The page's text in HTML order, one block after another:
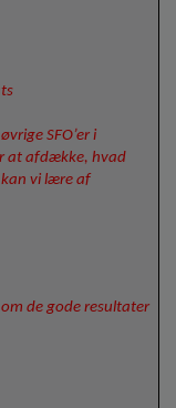
SFO’er i
at afdække, hvad
vi lære af
de gode resultater